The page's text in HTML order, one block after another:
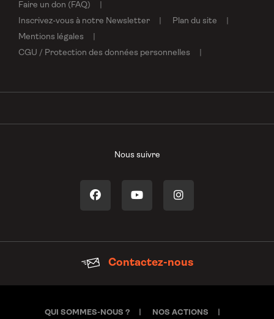
Faire un don (FAQ)
Inscrivez-vous à notre Newsletter
Plan du site
Mentions légales
CGU / Protection des données personnelles
Nous suivre
Contactez-nous
QUI SOMMES-NOUS ? NOS ACTIONS